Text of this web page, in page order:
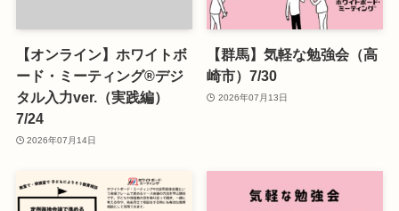
【オンライン】ホワイトボ
ード・ミーティング®デジ
タル入力ver.（実践編）
7/24
2026年07月14日
【群馬】気軽な勉強会（高
崎市）7/30
2026年07月13日